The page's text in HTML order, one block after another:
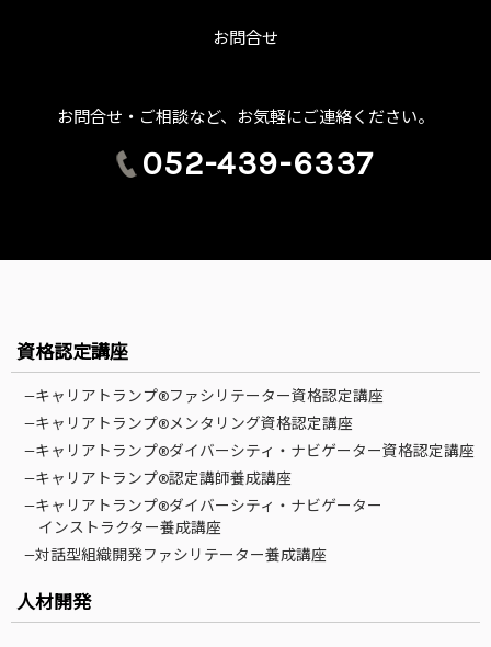
お問合せ
お問合せ・ご相談など、お気軽にご連絡ください。
052-439-6337
資格認定講座
—キャリアトランプ®ファシリテーター資格認定講座
—キャリアトランプ®メンタリング資格認定講座
—キャリアトランプ®ダイバーシティ・ナビゲーター資格認定講座
—キャリアトランプ®認定講師養成講座
—キャリアトランプ®ダイバーシティ・ナビゲーター
インストラクター養成講座
—対話型組織開発ファシリテーター養成講座
人材開発